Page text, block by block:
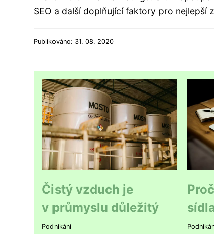
SEO a další doplňující faktory pro nejlepší
Publikováno: 31. 08. 2020
Čistý vzduch je
v průmyslu důležitý
Podnikání